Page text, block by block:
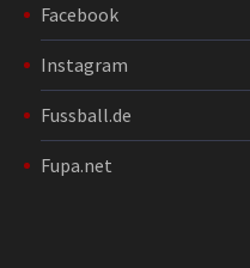
Facebook
Instagram
Fussball.de
Fupa.net